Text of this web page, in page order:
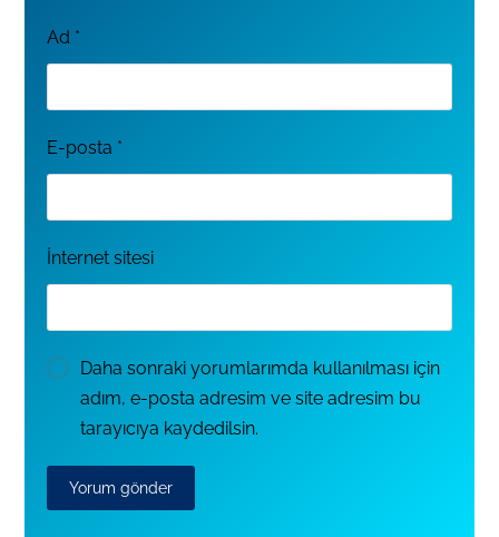
Ad *
E-posta *
İnternet sitesi
Daha sonraki yorumlarımda kullanılması için
adım, e-posta adresim ve site adresim bu
tarayıcıya kaydedilsin.